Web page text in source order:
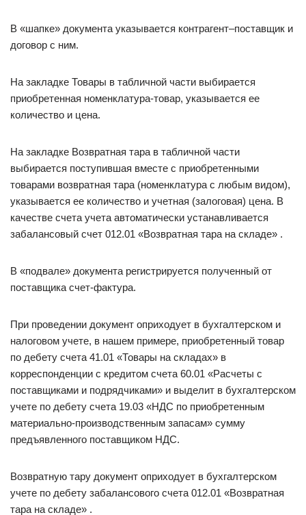
В «шапке» документа указывается контрагент–поставщик и
договор с ним.
На закладке Товары в табличной части выбирается
приобретенная номенклатура-товар, указывается ее
количество и цена.
На закладке Возвратная тара в табличной части
выбирается поступившая вместе с приобретенными
товарами возвратная тара (номенклатура с любым видом),
указывается ее количество и учетная (залоговая) цена. В
качестве счета учета автоматически устанавливается
забалансовый счет 012.01 «Возвратная тара на складе» .
В «подвале» документа регистрируется полученный от
поставщика счет-фактура.
При проведении документ оприходует в бухгалтерском и
налоговом учете, в нашем примере, приобретенный товар
по дебету счета 41.01 «Товары на складах» в
корреспонденции с кредитом счета 60.01 «Расчеты с
поставщиками и подрядчиками» и выделит в бухгалтерском
учете по дебету счета 19.03 «НДС по приобретенным
материально-производственным запасам» сумму
предъявленного поставщиком НДС.
Возвратную тару документ оприходует в бухгалтерском
учете по дебету забалансового счета 012.01 «Возвратная
тара на складе» .